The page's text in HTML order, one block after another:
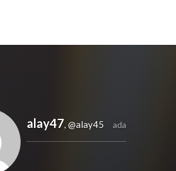
alay47, @alay45 ada